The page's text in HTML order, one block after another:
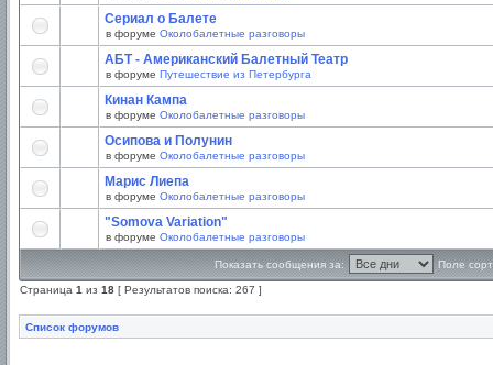
Сериал о Балете
в форуме Околобалетные разговоры
АБТ - Американский Балетный Театр
в форуме Путешествие из Петербурга
Кинан Кампа
в форуме Околобалетные разговоры
Осипова и Полунин
в форуме Околобалетные разговоры
Марис Лиепа
в форуме Околобалетные разговоры
"Somova Variation"
в форуме Околобалетные разговоры
Показать сообщения за: Поле
Страница 1 из 18 [ Результатов поиска: 267 ]
Список форумов